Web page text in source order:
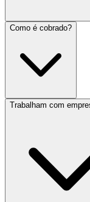
Como é cobrado?
Trabalham com